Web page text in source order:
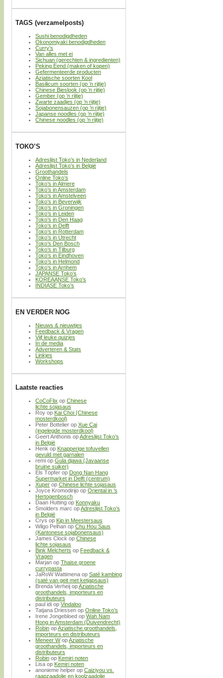
TAGS (verzamelposts)
Sushi benodigdheden
Okonomiyaki benodigdheden
Curry’s
Van alles met ei
Sichuan (gerechten & ingredienten)
Peking Eend (maken of kopen)
Gefermenteerde producten
Aziatische soorten Kool
Basilicum soorten (op ’n rijtje)
Chinese Bieslook (op ’n rijtje)
Gember (op ’n rijtje)
Zwarte zaadjes (op ’n rijtje)
Sojabonensauzen (op ’n rijtje)
Japanse noodles (op ’n rijtje)
Chinese noodles (op ’n rijtje)
TOKO’S
Adreslijst Toko’s in Nederland
Adreslijst Toko’s in België
Groothandels
Online Toko’s
Toko’s in Almere
Toko’s in Amsterdam
Toko’s in Amstelveen
Toko’s in Beverwijk
Toko’s in Groningen
Toko’s in Leiden
Toko’s in Den Haag
Toko’s in Delft
Toko’s in Rotterdam
Toko’s in Utrecht
Toko’s Den Bosch
Toko’s in Tilburg
Toko’s in Eindhoven
Toko’s in Helmond
Toko’s in Arnhem
JAPANSE Toko’s
KOREAANSE Toko’s
INDIASE Toko’s
EN VERDER NOG
Nieuws & nieuwtjes
Feedback & Vragen
Vijf leuke quizjes
In de media
Adverteren & Stats
Linkjes
Workshops
Laatste reacties
CoCoFlix op Chinese
lichte sojasaus
Roy op Kai Choi (Chinese
mosterdkool)
Peter Bottelier op Xue Cai
(ingelegde mosterdkool)
Geert Anthonis opAdreslijst Toko’s
in België
Henk op Knapperige tofuvellen
gevuld met garnalen
remi op Gula djawa (Javaanse
bruine suiker)
Els Töpfer op Dong Nan Hang
Supermarket in Delft (centrum)
Xuper op Chinese lichte sojasaus
Joyce Kromodirijo op Oriental in ’s
Hertogenbosch
Daan Hutting op Konnyaku
Smolders marc opAdreslijst Toko’s
in België
Crys op Kip in Meestersaus
Wilgo Pelhan op Chu Hou Saus
(Kantonese sojabonensaus)
James Clock op Chinese
lichte sojasaus
Bink Melcherts op Feedback &
Vragen
Marjan op Thaise groene
currypasta
JaRoW Wattimena op Saté kambing
(saté van geit met ketjapsaus)
Brenda Verheij opAziatische
groothandels, importeurs en
distributeurs
paul idi op Vindaloo
Tatjana Driessen op Online Toko’s
Irene Jongebloed op Wah Nam
Hong in Amsterdam (Duivendrecht)
Robin opAziatische groothandels,
importeurs en distributeurs
Meneer WopAziatische
groothandels, importeurs en
distributeurs
Robin op Kemiri noten
Lisa op Kemiri noten
anonieme helper op Caiziyou vs.
raapzaadolie en koolzaadolie